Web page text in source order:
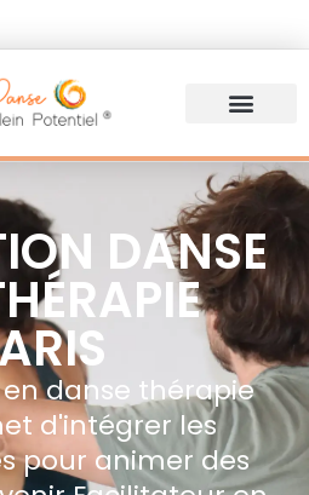
DANSE
danse thérapie
d'intégrer les
pour animer des